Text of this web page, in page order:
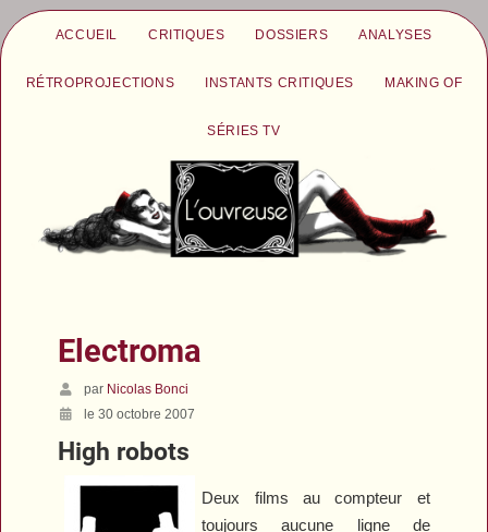
ACCUEIL CRITIQUES DOSSIERS ANALYSES
RÉTROPROJECTIONS INSTANTS CRITIQUES MAKING OF
SÉRIES TV
Electroma
par Nicolas Bonci
le 30 octobre 2007
High robots
Deux films au compteur et
toujours aucune ligne de